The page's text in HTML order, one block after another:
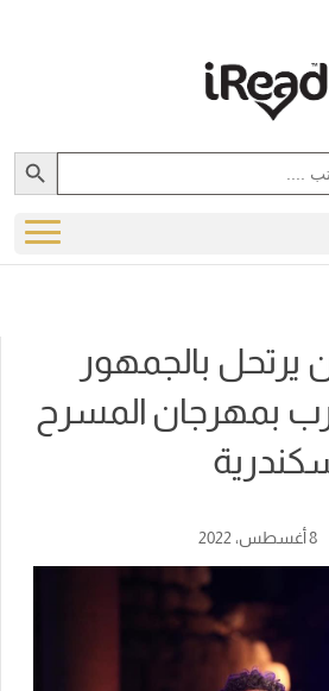
بالجمهور
بمهرجان المسرح
8 أغسطس، 2022